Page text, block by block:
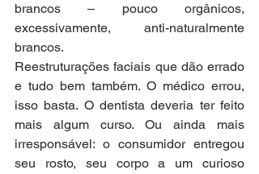
brancos – pouco orgânicos,
excessivamente, anti-naturalmente
brancos.
Reestruturações faciais que dão errado
e tudo bem também. O médico errou,
isso basta. O dentista deveria ter feito
mais algum curso. Ou ainda mais
irresponsável: o consumidor entregou
seu rosto, seu corpo a um curioso